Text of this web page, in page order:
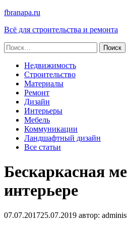
fbranapa.ru
Всё для строительства и ремонта
Найти:
Недвижимость
Строительство
Материалы
Ремонт
Дизайн
Интерьеры
Мебель
Коммуникации
Ландшафтный дизайн
Все статьи
Бескаркасная
интерьере
07.07.201725.07.2019 автор: